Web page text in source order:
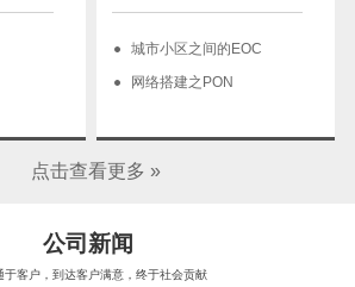
城市小区之间的EOC
网络搭建之PON
点击查看更多 »
公司新闻
于客户，到达客户满意，终于社会贡献